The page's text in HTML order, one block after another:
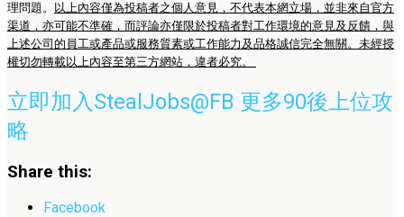
理問題。
以上內容僅為投稿者之個人意見，不代表本網立場，並非來自官方
渠道，亦可能不準確，而評論亦僅限於投稿者對工作環境的意見及反饋，與
上述公司的員工或產品或服務質素或工作能力及品格誠信完全無關。未經授
權切勿轉載以上內容至第三方網站，違者必究。
立即加入StealJobs@FB 更多90後上位攻
略
Share this:
Facebook